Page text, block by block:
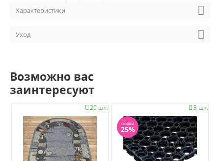
Характеристики
Уход
Возможно вас
заинтересуют
20 шт.
 3 шт.

СКИДКА
25%